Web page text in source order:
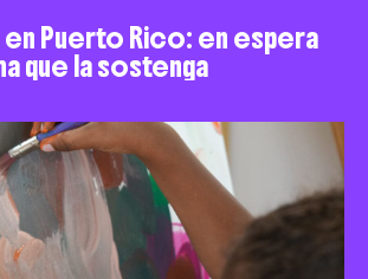
en Puerto Rico: en espera
que la sostenga